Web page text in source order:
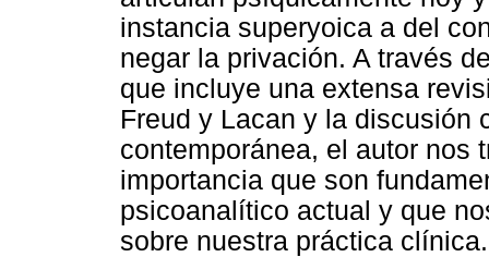
instancia superyoica a del
negar la privación. A través
que incluye una extensa
Freud y Lacan y la discusión
contemporánea, el autor nos
importancia que son
psicoanalítico actual y que
sobre nuestra práctica clínica.